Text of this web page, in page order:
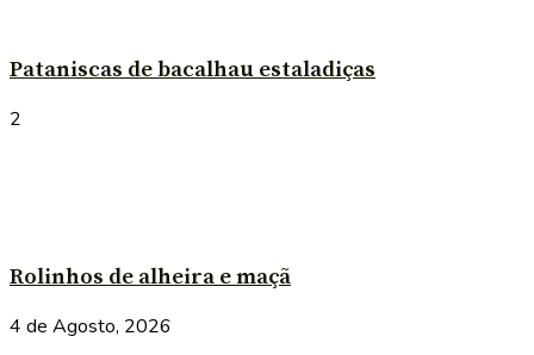
Pataniscas de bacalhau estaladiças
2
Rolinhos de alheira e maçã
4 de Agosto, 2026